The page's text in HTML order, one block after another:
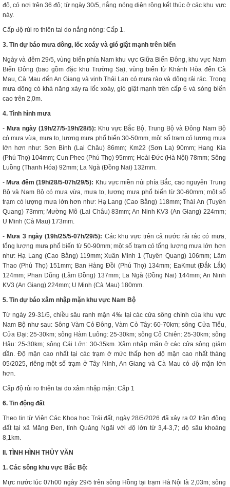
độ, có nơi trên 36 độ; từ ngày 30/5, nắng nóng diện rộng kết thúc ở các khu vực
này.
Cấp độ rủi ro thiên tai do nắng nóng: Cấp 1.
3. Tin dự báo mưa dông, lốc xoáy và gió giật mạnh trên biển
Ngày và đêm 29/5, vùng biển phía Nam khu vực Giữa Biển Đông, khu vực Nam
Biển Đông (bao gồm đặc khu Trường Sa), vùng biển từ Khánh Hòa đến Cà
Mau, Cà Mau đến An Giang và vịnh Thái Lan có mưa rào và dông rải rác. Trong
mưa dông có khả năng xảy ra lốc xoáy, gió giật mạnh trên cấp 6 và sóng biển
cao trên 2,0m.
4. Tình hình mưa
- Mưa ngày (19h/27/5-19h/28/5): Khu vực Bắc Bộ, Trung Bộ và Đông Nam Bộ
có mưa vừa, mưa to, lượng mưa phổ biến 30-50mm, một số trạm có lượng mưa
lớn hơn như: Sơn Bình (Lai Châu) 86mm; Km22 (Sơn La) 90mm; Hang Kia
(Phú Thọ) 104mm; Cun Pheo (Phú Thọ) 95mm; Hoài Đức (Hà Nội) 78mm; Sông
Luồng (Thanh Hóa) 92mm; La Ngà (Đồng Nai) 132mm.
- Mưa đêm (19h/28/5-07h/29/5): Khu vực miền núi phía Bắc, cao nguyên Trung
Bộ và Nam Bộ có mưa vừa, mưa to, lượng mưa phổ biến từ 30-60mm; một số
trạm có lượng mưa lớn hơn như: Hạ Lang (Cao Bằng) 118mm; Thái An (Tuyên
Quang) 73mm; Mường Mô (Lai Châu) 83mm; An Ninh KV3 (An Giang) 224mm;
U Minh (Cà Mau) 173mm.
- Mưa 3 ngày (19h/25/5-07h/29/5): Các khu vực trên cả nước rải rác có mưa,
tổng lượng mưa phổ biến từ 50-90mm; một số trạm có tổng lượng mưa lớn hơn
như: Hạ Lang (Cao Bằng) 119mm; Xuân Minh 1 (Tuyên Quang) 106mm; Lâm
Thao (Phú Thọ) 151mm; Ban Hàng Đồi (Phú Thọ) 134mm; EaKmut (Đắk Lắk)
124mm; Phan Dũng (Lâm Đồng) 137mm; La Ngà (Đồng Nai) 144mm; An Ninh
KV3 (An Giang) 224mm; U Minh (Cà Mau) 180mm.
5. Tin dự báo xâm nhập mặn khu vực Nam Bộ
Từ ngày 29-31/5, chiều sâu ranh mặn 4‰ tại các cửa sông chính của khu vực
Nam Bộ như sau: Sông Vàm Cỏ Đông, Vàm Cỏ Tây: 60-70km; sông Cửa Tiểu,
Cửa Đại: 25-30km; sông Hàm Luông: 25-30km; sông Cổ Chiên: 25-30km; sông
Hậu: 25-30km; sông Cái Lớn: 30-35km. Xâm nhập mặn ở các cửa sông giảm
dần. Độ mặn cao nhất tại các trạm ở mức thấp hơn độ mặn cao nhất tháng
05/2025, riêng một số trạm ở Tây Ninh, An Giang và Cà Mau có độ mặn lớn
hơn.
Cấp độ rủi ro thiên tai do xâm nhập mặn: Cấp 1
6. Tin động đất
Theo tin từ Viện Các Khoa học Trái đất, ngày 28/5/2026 đã xảy ra 02 trận động
đất tại xã Măng Đen, tỉnh Quảng Ngãi với độ lớn từ 3,4-3,7; độ sâu khoảng
8,1km.
II. TÌNH HÌNH THỦY VĂN
1. Các sông khu vực Bắc Bộ:
Mực nước lúc 07h00 ngày 29/5 trên sông Hồng tại trạm Hà Nội là 2,03m; sông